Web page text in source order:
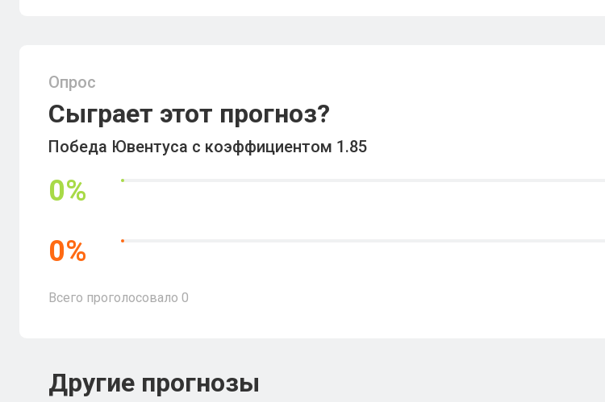
Опрос
Сыграет этот прогноз?
Победа Ювентуса с коэффициентом 1.85
0%
0%
Всего проголосовало 0
Другие прогнозы